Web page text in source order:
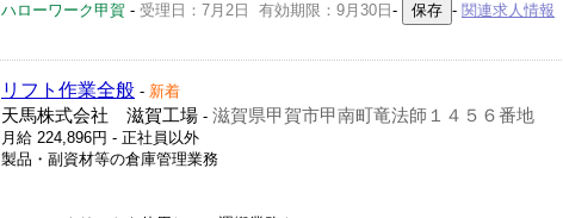
ハローワーク甲賀 - 受理日：7月2日 有効期限：9月30日 - - 関連求人情報
リフト作業全般 - 新着
天馬株式会社 滋賀工場 - 滋賀県甲賀市甲南町竜法師１４５６番地
月給 224,896円 - 正社員以外
製品・副資材等の倉庫管理業務